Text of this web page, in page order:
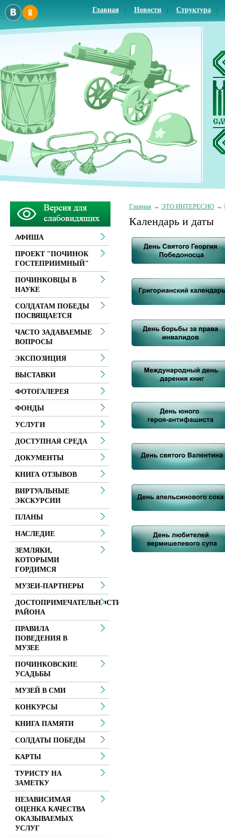
Главная Новости Структура
Главная ЭТО ИНТЕРЕСНО
Календарь и даты
АФИША
ПРОЕКТ "ПОЧИНОК
ГОСТЕПРИИМНЫЙ"
ПОЧИНКОВЦЫ В
НАУКЕ
СОЛДАТАМ ПОБЕДЫ
ПОСВЯЩАЕТСЯ
ЧАСТО ЗАДАВАЕМЫЕ
ВОПРОСЫ
ЭКСПОЗИЦИЯ
ВЫСТАВКИ
ФОТОГАЛЕРЕЯ
ФОНДЫ
УСЛУГИ
ДОСТУПНАЯ СРЕДА
ДОКУМЕНТЫ
КНИГА ОТЗЫВОВ
ВИРТУАЛЬНЫЕ
ЭКСКУРСИИ
ПЛАНЫ
НАСЛЕДИЕ
ЗЕМЛЯКИ,
КОТОРЫМИ
ГОРДИМСЯ
МУЗЕИ-ПАРТНЕРЫ
ДОСТОПРИМЕЧАТЕЛЬНОСТИ
РАЙОНА
ПРАВИЛА
ПОВЕДЕНИЯ В
МУЗЕЕ
ПОЧИНКОВСКИЕ
УСАДЬБЫ
МУЗЕЙ В СМИ
КОНКУРСЫ
КНИГА ПАМЯТИ
СОЛДАТЫ ПОБЕДЫ
КАРТЫ
ТУРИСТУ НА
ЗАМЕТКУ
НЕЗАВИСИМАЯ
ОЦЕНКА КАЧЕСТВА
ОКАЗЫВАЕМЫХ
УСЛУГ